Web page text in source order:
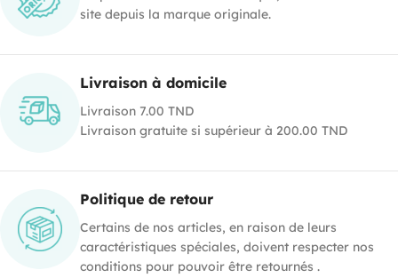
site depuis la marque originale.
Livraison à domicile
Livraison 7.00 TND
Livraison gratuite si supérieur à 200.00 TND
Politique de retour
Certains de nos articles, en raison de leurs
caractéristiques spéciales, doivent respecter nos
conditions pour pouvoir être retournés .